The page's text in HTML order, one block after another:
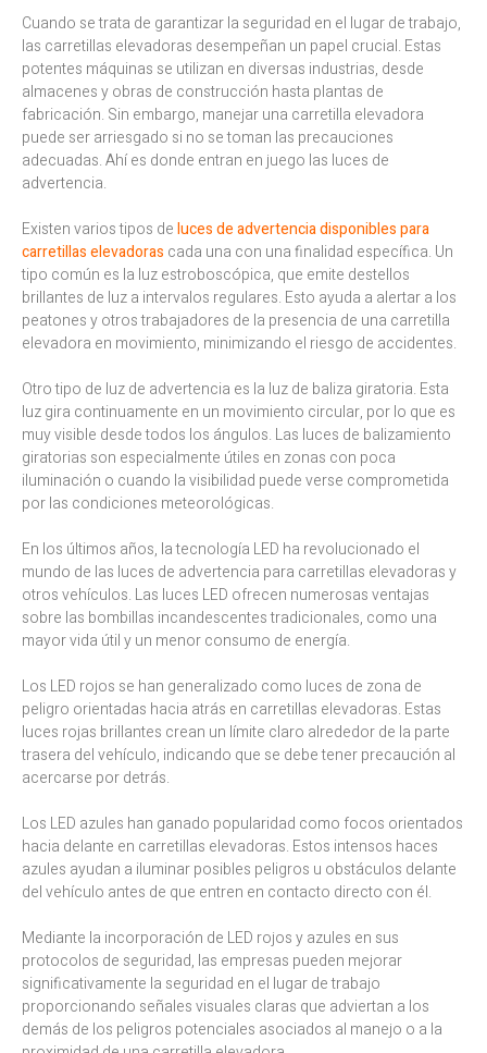
Cuando se trata de garantizar la seguridad en el lugar de trabajo,
las carretillas elevadoras desempeñan un papel crucial. Estas
potentes máquinas se utilizan en diversas industrias, desde
almacenes y obras de construcción hasta plantas de
fabricación. Sin embargo, manejar una carretilla elevadora
puede ser arriesgado si no se toman las precauciones
adecuadas. Ahí es donde entran en juego las luces de
advertencia.
Existen varios tipos deluces de advertencia disponibles para
carretillas elevadoras cada una con una finalidad específica. Un
tipo común es la luz estroboscópica, que emite destellos
brillantes de luz a intervalos regulares. Esto ayuda a alertar a los
peatones y otros trabajadores de la presencia de una carretilla
elevadora en movimiento, minimizando el riesgo de accidentes.
Otro tipo de luz de advertencia es la luz de baliza giratoria. Esta
luz gira continuamente en un movimiento circular, por lo que es
muy visible desde todos los ángulos. Las luces de balizamiento
giratorias son especialmente útiles en zonas con poca
iluminación o cuando la visibilidad puede verse comprometida
por las condiciones meteorológicas.
En los últimos años, la tecnología LED ha revolucionado el
mundo de las luces de advertencia para carretillas elevadoras y
otros vehículos. Las luces LED ofrecen numerosas ventajas
sobre las bombillas incandescentes tradicionales, como una
mayor vida útil y un menor consumo de energía.
Los LED rojos se han generalizado como luces de zona de
peligro orientadas hacia atrás en carretillas elevadoras. Estas
luces rojas brillantes crean un límite claro alrededor de la parte
trasera del vehículo, indicando que se debe tener precaución al
acercarse por detrás.
Los LED azules han ganado popularidad como focos orientados
hacia delante en carretillas elevadoras. Estos intensos haces
azules ayudan a iluminar posibles peligros u obstáculos delante
del vehículo antes de que entren en contacto directo con él.
Mediante la incorporación de LED rojos y azules en sus
protocolos de seguridad, las empresas pueden mejorar
significativamente la seguridad en el lugar de trabajo
proporcionando señales visuales claras que adviertan a los
demás de los peligros potenciales asociados al manejo o a la